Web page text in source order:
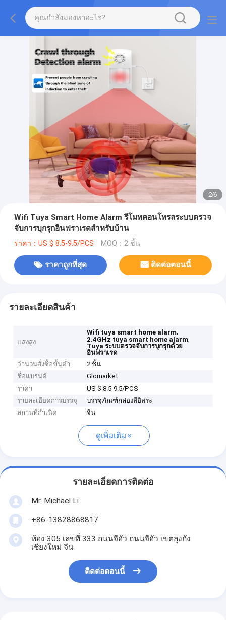
2/6
Wifi Tuya Smart Home Alarm รีโมทคอนโทรลระบบตรวจ
จับการบุกรุกอินฟราเรดสำหรับบ้าน
ราคา：US $ 8.5-9.5/PCS MOQ：2 ชิ้น
ราคาถูกที่สุด ติดต่อตอนนี้
รายละเอียดสินค้า
แสงสูง
Wifi tuya smart home alarm,
2.4GHz tuya smart home alarm,
Tuya ระบบตรวจจับการบุกรุกด้วย
อินฟราเรด
จำนวนสั่งซื้อขั้นต่ำ
2 ชิ้น
ชื่อแบรนด์
Glomarket
ราคา
US $ 8.5-9.5/PCS
รายละเอียดการบรรจุ
บรรจุภัณฑ์กล่องสีอิสระ
สถานที่กำเนิด
จีน
ดูเพิ่มเติม
รายละเอียดการติดต่อ
Mr. Michael Li
+86-13828868817
ห้อง 305 เลขที่ 333 ถนนจีฮัว ถนนจีฮัว เขตลุงกัง
เชียงใหม่ จีน
ติดต่อตอนนี้